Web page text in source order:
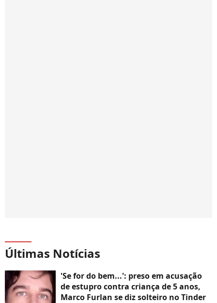
Últimas Notícias
'Se for do bem...': preso em acusação
de estupro contra criança de 5 anos,
Marco Furlan se diz solteiro no Tinder